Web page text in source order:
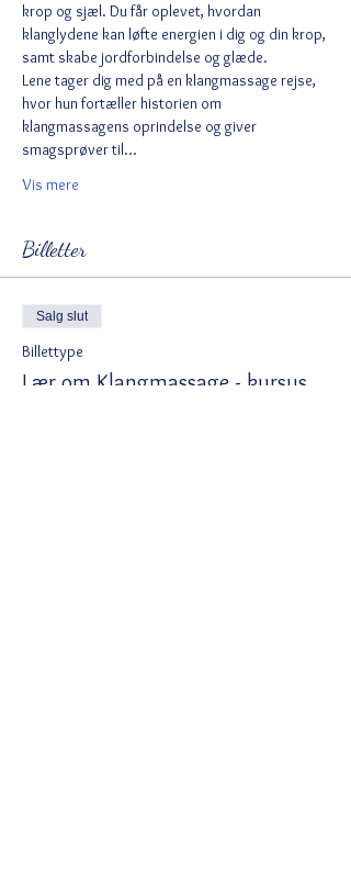
krop og sjæl. Du får oplevet, hvordan
klanglydene kan løfte energien i dig og din krop,
samt skabe jordforbindelse og glæde.
Lene tager dig med på en klangmassage rejse,
hvor hun fortæller historien om
klangmassagens oprindelse og giver
smagsprøver til…
Vis mere
Billetter
Salg slut
Billettype
Lær om Klangmassage - kursus